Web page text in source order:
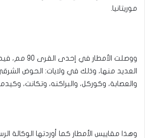
موريتانيا.
العديد منها، وذلك في ولايات: الحوض
والعصابة، وكوركل، والبراكنه، وتكانت،
وهذا مقاييس الأمطار كما أوردتها الوكالة